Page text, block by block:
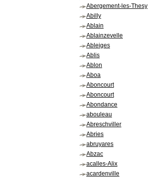
Abergement-les-Thesy
Abilly
Ablain
Ablainzevelle
Ableiges
Ablis
Ablon
Aboa
Aboncourt
Aboncourt
Abondance
abouleau
Abreschviller
Abries
abruyares
Abzac
acalles-Alix
acardenville